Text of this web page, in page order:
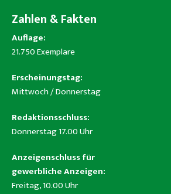
Zahlen & Fakten
Auflage:
21.750 Exemplare
Erscheinungstag:
Mittwoch / Donnerstag
Redaktionsschluss:
Donnerstag 17.00 Uhr
Anzeigenschluss für
gewerbliche Anzeigen:
Freitag, 10.00 Uhr